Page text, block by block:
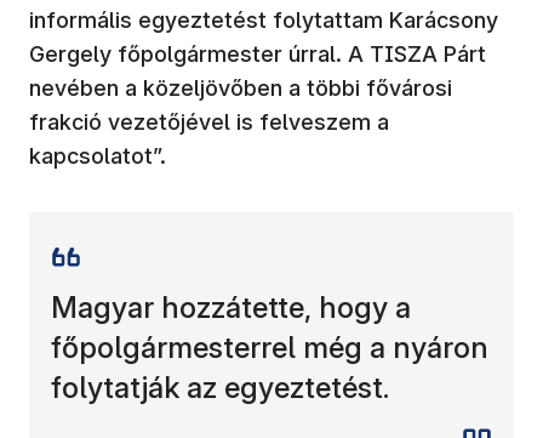
informális egyeztetést folytattam Karácsony
Gergely főpolgármester úrral. A TISZA Párt
nevében a közeljövőben a többi fővárosi
frakció vezetőjével is felveszem a
kapcsolatot”.
Magyar hozzátette, hogy a
főpolgármesterrel még a nyáron
folytatják az egyeztetést.